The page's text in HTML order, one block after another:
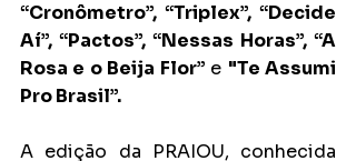
“Cronômetro”, “Triplex”, “Decide
Aí”, “Pactos”, “Nessas Horas”, “A
Rosa e o Beija Flor” e "Te Assumi
Pro Brasil”.
A edição da PRAIOU, conhecida